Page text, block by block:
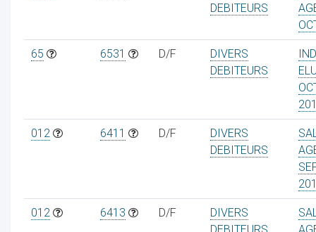
DEBITEURS
65 6531 D/F
DIVERS
DEBITEURS
012 6411 D/F
DIVERS
DEBITEURS
012 6413 D/F
DIVERS